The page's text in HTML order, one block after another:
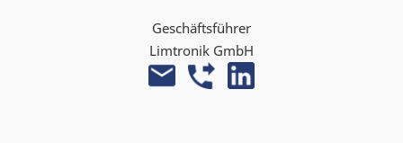
Geschäftsführer
Limtronik GmbH